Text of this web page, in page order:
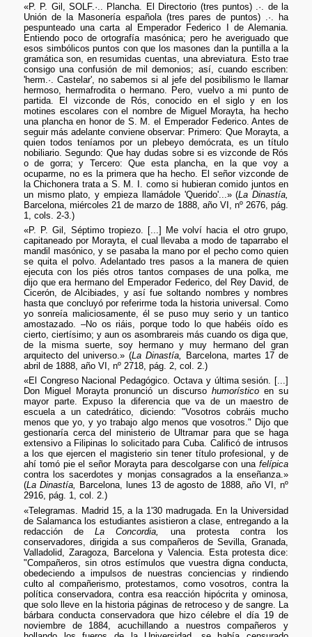
«P. P. Gil, SOLF.·.. Plancha. El Directorio (tres puntos) .·. de la
Unión de la Masonería española (tres pares de puntos) .·. ha
pespunteado una carta al Emperador Federico I de Alemania.
Entiendo poco de ortografía masónica; pero he averiguado que
esos simbólicos puntos con que los masones dan la puntilla a la
gramática son, en resumidas cuentas, una abreviatura. Esto trae
consigo una confusión de mil demonios; así, cuando escriben:
'herm.·. Castelar', no sabemos si al jefe del posibilismo le llamar
hermoso, hermafrodita o hermano. Pero, vuelvo a mi punto de
partida. El vizconde de Rós, conocido en el siglo y en los
motines escolares con el nombre de Miguel Morayta, ha hecho
una plancha en honor de S. M. el Emperador Federico. Antes de
seguir más adelante conviene observar: Primero: Que Morayta, a
quien todos teníamos por un plebeyo demócrata, es un título
nobiliario. Segundo: Que hay dudas sobre si es vizconde de Rós
o de gorra; y Tercero: Que esta plancha, en la que voy a
ocuparme, no es la primera que ha hecho. El señor vizconde de
la Chichonera trata a S. M. I. como si hubieran comido juntos en
un mismo plato, y empieza llamádole 'Querido'...» (La Dinastía,
Barcelona, miércoles 21 de marzo de 1888, año VI, nº 2676, pág.
1, cols. 2-3.)
«P. P. Gil, Séptimo tropiezo. [...] Me volví hacia el otro grupo,
capitaneado por Morayta, el cual llevaba a modo de taparrabo el
mandil masónico, y se pasaba la mano por el pecho como quien
se quita el polvo. Adelantado tres pasos a la manera de quien
ejecuta con los piés otros tantos compases de una polka, me
dijo que era hermano del Emperador Federico, del Rey David, de
Cicerón, de Alcibiades, y así fue soltando nombres y nombres
hasta que concluyó por referirme toda la historia universal. Como
yo sonreía maliciosamente, él se puso muy serio y un tantico
amostazado. –No os riáis, porque todo lo que habéis oído es
cierto, ciertísimo; y aun os asombrareis más cuando os diga que,
de la misma suerte, soy hermano y muy hermano del gran
arquitecto del universo.» (La Dinastía,
Barcelona, martes 17 de
abril de 1888, año VI, nº 2718, pág. 2, col. 2.)
«El Congreso Nacional Pedagógico. Octava y última sesión. [...]
Don Miguel Morayta pronunció un discurso humorísticoen su
mayor parte. Expuso la diferencia que va de un maestro de
escuela a un catedrático, diciendo: "Vosotros cobráis mucho
menos que yo, y yo trabajo algo menos que vosotros." Dijo que
gestionaría cerca del ministerio de Ultramar para que se haga
extensivo a Filipinas lo solicitado para Cuba. Calificó de intrusos
a los que ejercen el magisterio sin tener título profesional, y de
ahí tomó pie el señor Morayta para descolgarse con unafelípica
contra los sacerdotes y monjas consagrados a la enseñanza.»
(La Dinastía, Barcelona, lunes 13 de agosto de 1888, año VI, nº
2916, pág. 1, col. 2.)
«Telegramas. Madrid 15, a la 1'30 madrugada. En la Universidad
de Salamanca los estudiantes asistieron a clase, entregando a la
redacción deLa Concordia,
una protesta contra los
conservadores, dirigida a sus compañeros de Sevilla, Granada,
Valladolid, Zaragoza, Barcelona y Valencia. Esta protesta dice:
"Compañeros, sin otros estímulos que vuestra digna conducta,
obedeciendo a impulsos de nuestras conciencias y rindiendo
culto al compañerismo, protestamos, como vosotros, contra la
política conservadora, contra esa reacción hipócrita y ominosa,
que solo lleve en la historia páginas de retroceso y de sangre. La
bárbara conducta conservadora que hizo célebre el día 19 de
noviembre de 1884, acuchillando a nuestros compañeros y